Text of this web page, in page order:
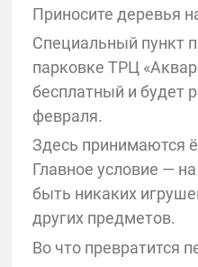
Приносите деревья
Специальный пункт
парковке ТРЦ
бесплатный и будет
февраля.
Здесь принимаются
Главное условие —
быть никаких
других предметов.
Во что превратится